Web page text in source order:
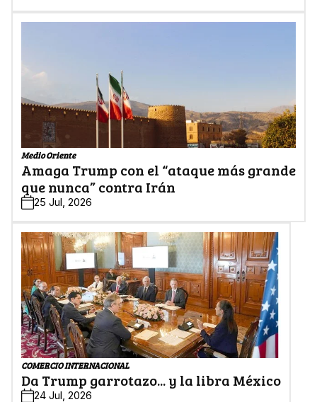
Medio Oriente
Amaga Trump con el “ataque más grande
que nunca” contra Irán
25 Jul, 2026
COMERCIO INTERNACIONAL
Da Trump garrotazo... y la libra México
24 Jul, 2026